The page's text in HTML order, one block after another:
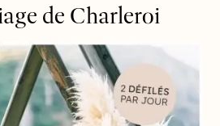
de Charleroi